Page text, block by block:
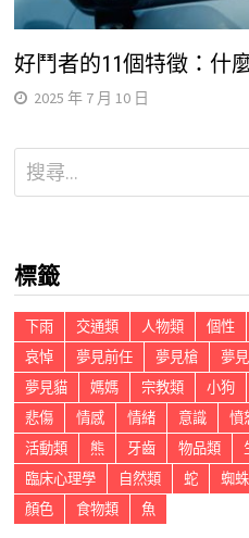
好鬥者的11個特徵：什
2025 年 7 月 10 日
搜
尋
字:
標籤
下雨 交通類 人物類 個性
哀悼
夢見前任 夢見槍 夢
夢見貓
媽媽 宗教類 小狗
悲傷
情感 情緒 意識 憤
活動類
熊 牙齒 物品類
臨床心理學
自然類 蛇 蜘蛛
顏色
食物類 魚